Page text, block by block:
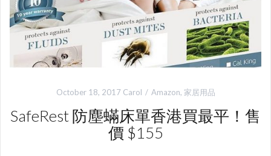
October 18, 2017 Carol Amazon, 家居用品
SafeRest 防塵蟎床單香港買最平！售
價 $155